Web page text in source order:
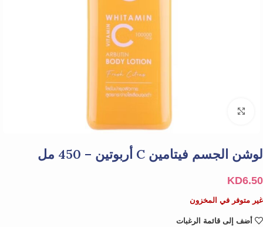
لوشن الجسم فيتامين C أربوتين – 450 مل
KD6.50
غير متوفر في المخزون
أضف إلى قائمة الرغبات